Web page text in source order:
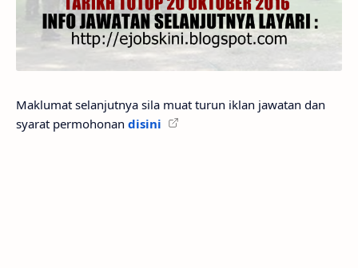
Maklumat selanjutnya sila muat turun iklan jawatan dan
syarat permohonan disini